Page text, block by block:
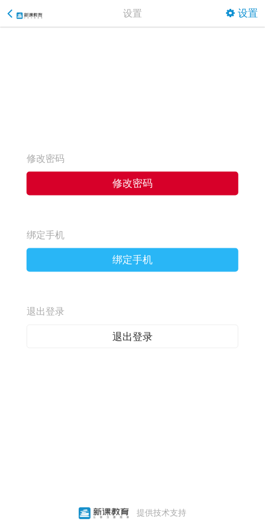
设置 设置
修改密码
修改密码
绑定手机
绑定手机
退出登录
退出登录
提供技术支持